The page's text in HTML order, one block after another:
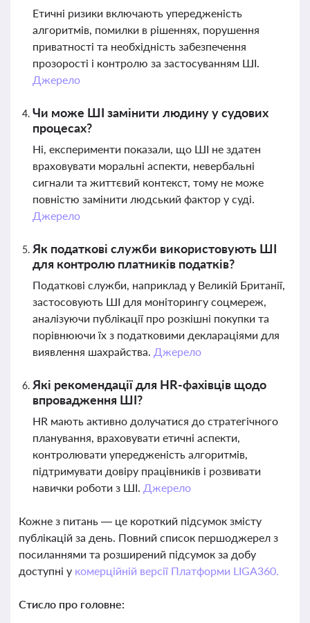
Етичні ризики включають упередженість
алгоритмів, помилки в рішеннях, порушення
приватності та необхідність забезпечення
прозорості і контролю за застосуванням ШІ.
Джерело
Чи може ШІ замінити людину у судових
процесах?
Ні, експерименти показали, що ШІ не здатен
враховувати моральні аспекти, невербальні
сигнали та життєвий контекст, тому не може
повністю замінити людський фактор у суді.
Джерело
Як податкові служби використовують ШІ
для контролю платників податків?
Податкові служби, наприклад у Великій Британії,
застосовують ШІ для моніторингу соцмереж,
аналізуючи публікації про розкішні покупки та
порівнюючи їх з податковими деклараціями для
виявлення шахрайства. Джерело
Які рекомендації для HR-фахівців щодо
впровадження ШІ?
HR мають активно долучатися до стратегічного
планування, враховувати етичні аспекти,
контролювати упередженість алгоритмів,
підтримувати довіру працівників і розвивати
навички роботи з ШІ. Джерело
Кожне з питань — це короткий підсумок змісту
публікацій за день. Повний список першоджерел з
посиланнями та розширений підсумок за добу
доступні у комерційній версії Платформи LIGA360.
Стисло про головне: